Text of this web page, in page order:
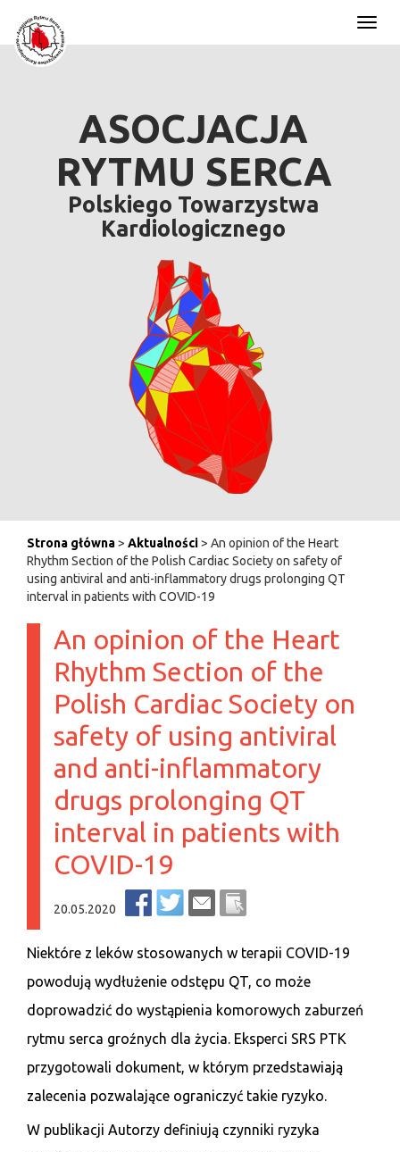
ASOCJACJA
RYTMU SERCA
Polskiego Towarzystwa
Kardiologicznego
Strona główna> Aktualności> An opinion of the Heart
Rhythm Section of the Polish Cardiac Society on safety of
using antiviral and anti-inflammatory drugs prolonging QT
interval in patients with COVID-19
An opinion of the Heart
Rhythm Section of the
Polish Cardiac Society on
safety of using antiviral
and anti-inflammatory
drugs prolonging QT
interval in patients with
COVID-19
20.05.2020
Niektóre z leków stosowanych w terapii COVID-19
powodują wydłużenie odstępu QT, co może
doprowadzić do wystąpienia komorowych zaburzeń
rytmu serca groźnych dla życia. Eksperci SRS PTK
przygotowali dokument, w którym przedstawiają
zalecenia pozwalające ograniczyć takie ryzyko.
W publikacji Autorzy definiują czynniki ryzyka